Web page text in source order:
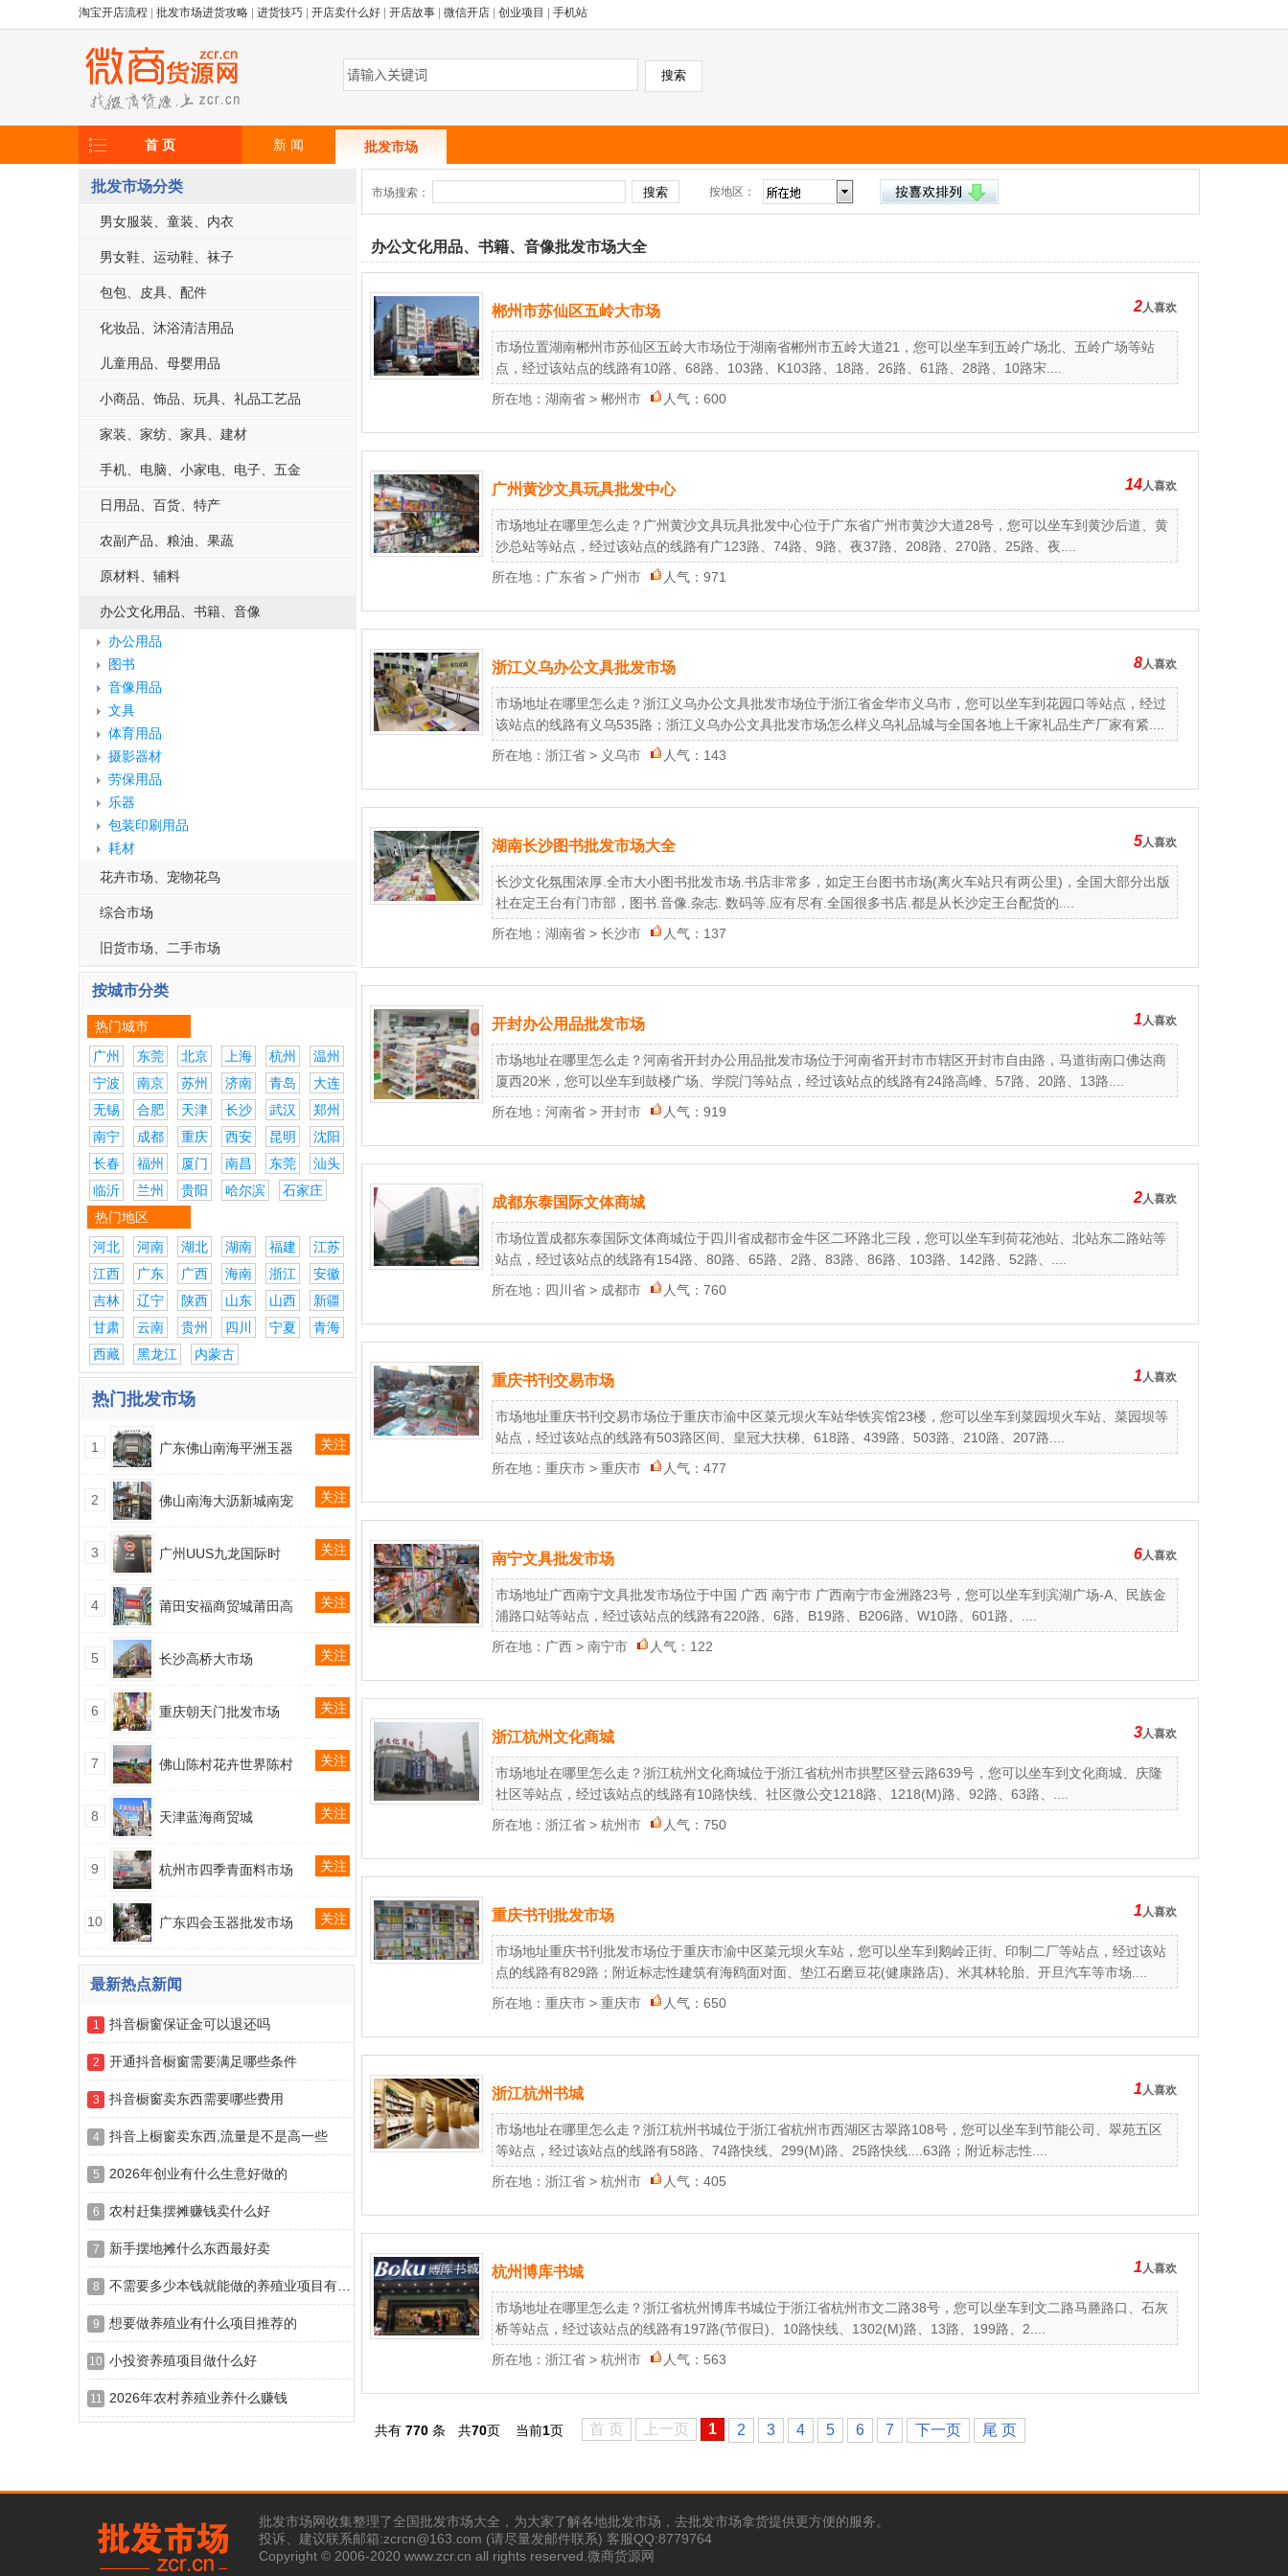
淘宝开店流程 批发市场进货攻略 进货技巧 开店卖什么好 开店故事 微信开店 创业项目 手机站
首 页 新 闻 批发市场
批发市场分类
男女服装、童装、内衣
男女鞋、运动鞋、袜子
包包、皮具、配件
化妆品、沐浴清洁用品
儿童用品、母婴用品
小商品、饰品、玩具、礼品工艺品
家装、家纺、家具、建材
手机、电脑、小家电、电子、五金
日用品、百货、特产
农副产品、粮油、果蔬
原材料、辅料
办公文化用品、书籍、音像
办公用品
图书
音像用品
文具
体育用品
摄影器材
劳保用品
乐器
包装印刷用品
耗材
花卉市场、宠物花鸟
综合市场
旧货市场、二手市场
按城市分类
热门城市
广州
东莞 北京 上海 杭州
温州
宁波
南京 苏州 济南 青岛
大连
无锡
合肥 天津 长沙 武汉
郑州
南宁
成都 重庆 西安 昆明
沈阳
长春
福州 厦门 南昌 东莞
汕头
临沂
兰州 贵阳 哈尔滨
石家庄
热门地区
河北
河南 湖北 湖南 福建
江苏
江西
广东 广西 海南 浙江
安徽
吉林
辽宁 陕西 山东 山西
新疆
甘肃
云南 贵州 四川 宁夏
青海
西藏
黑龙江 内蒙古
热门批发市场
1 广东佛山南海平洲玉器 关注
2 佛山南海大沥新城南宠 关注
3 广州UUS九龙国际时 关注
4 莆田安福商贸城莆田高 关注
5 长沙高桥大市场 关注
6 重庆朝天门批发市场 关注
7 佛山陈村花卉世界陈村 关注
8 天津蓝海商贸城 关注
9 杭州市四季青面料市场 关注
10 广东四会玉器批发市场 关注
最新热点新闻
1 抖音橱窗保证金可以退还吗
2 开通抖音橱窗需要满足哪些条件
3 抖音橱窗卖东西需要哪些费用
4 抖音上橱窗卖东西,流量是不是高一些
5 2026年创业有什么生意好做的
6 农村赶集摆摊赚钱卖什么好
7 新手摆地摊什么东西最好卖
8 不需要多少本钱就能做的养殖业项目有哪些
9 想要做养殖业有什么项目推荐的
10 小投资养殖项目做什么好
11 2026年农村养殖业养什么赚钱
市场搜索： 按地区：
办公文化用品、书籍、音像批发市场大全
郴州市苏仙区五岭大市场 2人喜欢
市场位置湖南郴州市苏仙区五岭大市场位于湖南省郴州市五岭大道21，您可以坐车到五岭广场北、五岭广场等站
点，经过该站点的线路有10路、68路、103路、K103路、18路、26路、61路、28路、10路宋....
所在地： 湖南省 > 郴州市 人气：600
广州黄沙文具玩具批发中心 14人喜欢
市场地址在哪里怎么走？广州黄沙文具玩具批发中心位于广东省广州市黄沙大道28号，您可以坐车到黄沙后道、黄
沙总站等站点，经过该站点的线路有广123路、74路、9路、夜37路、208路、270路、25路、夜....
所在地： 广东省 > 广州市 人气：971
浙江义乌办公文具批发市场 8人喜欢
市场地址在哪里怎么走？浙江义乌办公文具批发市场位于浙江省金华市义乌市，您可以坐车到花园口等站点，经过
该站点的线路有义乌535路；浙江义乌办公文具批发市场怎么样义乌礼品城与全国各地上千家礼品生产厂家有紧....
所在地： 浙江省 > 义乌市 人气：143
湖南长沙图书批发市场大全 5人喜欢
长沙文化氛围浓厚.全市大小图书批发市场.书店非常多，如定王台图书市场(离火车站只有两公里)，全国大部分出版
社在定王台有门市部，图书.音像.杂志. 数码等.应有尽有.全国很多书店.都是从长沙定王台配货的....
所在地： 湖南省 > 长沙市 人气：137
开封办公用品批发市场 1人喜欢
市场地址在哪里怎么走？河南省开封办公用品批发市场位于河南省开封市市辖区开封市自由路，马道街南口佛达商
厦西20米，您可以坐车到鼓楼广场、学院门等站点，经过该站点的线路有24路高峰、57路、20路、13路....
所在地： 河南省 > 开封市 人气：919
成都东泰国际文体商城 2人喜欢
市场位置成都东泰国际文体商城位于四川省成都市金牛区二环路北三段，您可以坐车到荷花池站、北站东二路站等
站点，经过该站点的线路有154路、80路、65路、2路、83路、86路、103路、142路、52路、....
所在地： 四川省 > 成都市 人气：760
重庆书刊交易市场 1人喜欢
市场地址重庆书刊交易市场位于重庆市渝中区菜元坝火车站华铁宾馆23楼，您可以坐车到菜园坝火车站、菜园坝等
站点，经过该站点的线路有503路区间、皇冠大扶梯、618路、439路、503路、210路、207路....
所在地： 重庆市 > 重庆市 人气：477
南宁文具批发市场 6人喜欢
市场地址广西南宁文具批发市场位于中国 广西 南宁市 广西南宁市金洲路23号，您可以坐车到滨湖广场-A、民族金
浦路口站等站点，经过该站点的线路有220路、6路、B19路、B206路、W10路、601路、....
所在地： 广西 > 南宁市 人气：122
浙江杭州文化商城 3人喜欢
市场地址在哪里怎么走？浙江杭州文化商城位于浙江省杭州市拱墅区登云路639号，您可以坐车到文化商城、庆隆
社区等站点，经过该站点的线路有10路快线、社区微公交1218路、1218(M)路、92路、63路、....
所在地： 浙江省 > 杭州市 人气：750
重庆书刊批发市场 1人喜欢
市场地址重庆书刊批发市场位于重庆市渝中区菜元坝火车站，您可以坐车到鹅岭正街、印制二厂等站点，经过该站
点的线路有829路；附近标志性建筑有海鸥面对面、垫江石磨豆花(健康路店)、米其林轮胎、开旦汽车等市场....
所在地： 重庆市 > 重庆市 人气：650
浙江杭州书城 1人喜欢
市场地址在哪里怎么走？浙江杭州书城位于浙江省杭州市西湖区古翠路108号，您可以坐车到节能公司、翠苑五区
等站点，经过该站点的线路有58路、74路快线、299(M)路、25路快线....63路；附近标志性....
所在地： 浙江省 > 杭州市 人气：405
杭州博库书城 1人喜欢
市场地址在哪里怎么走？浙江省杭州博库书城位于浙江省杭州市文二路38号，您可以坐车到文二路马塍路口、石灰
桥等站点，经过该站点的线路有197路(节假日)、10路快线、1302(M)路、13路、199路、2....
所在地： 浙江省 > 杭州市 人气：563
共有 770条 共70页 当前1页 首 页 上一页 1 2 3 4 5 6 7 下一页 尾 页
批发市场网收集整理了全国批发市场大全，为大家了解各地批发市场，去批发市场拿货提供更方便的服务。
投诉、建议联系邮箱:zcrcn@163.com (请尽量发邮件联系) 客服QQ:8779764
Copyright © 2006-2020 www.zcr.cn all rights reserved.微商货源网